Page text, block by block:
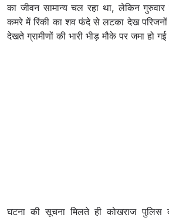
का जीवन सामान्य चल रहा था, लेकिन
कमरे में रिंकी का शव फंदे से लटका देख
देखते ग्रामीणों की भारी भीड़ मौके पर जमा हो
घटना की सूचना मिलते ही कोखराज